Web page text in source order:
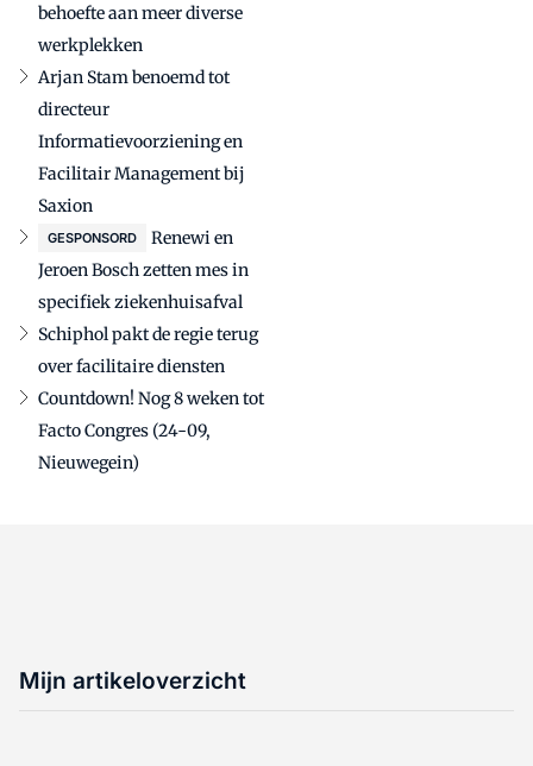
behoefte aan meer diverse
werkplekken
Arjan Stam benoemd tot
directeur
Informatievoorziening en
Facilitair Management bij
Saxion
GESPONSORD
Renewi en
Jeroen Bosch zetten mes in
specifiek ziekenhuisafval
Schiphol pakt de regie terug
over facilitaire diensten
Countdown! Nog 8 weken tot
Facto Congres (24-09,
Nieuwegein)
Mijn artikeloverzicht